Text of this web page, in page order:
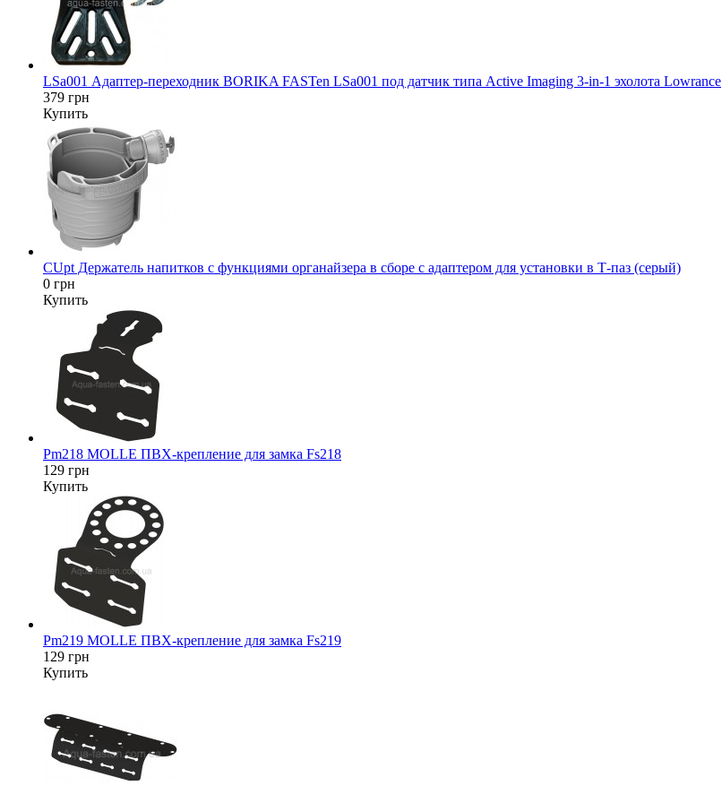
LSa001 Адаптер-переходник BORIKA FASTen LSa001 под датчик типа Active Imaging 3-in-1 эхолота Lowrance
379 грн
Купить
CUpt Держатель напитков с функциями органайзера в сборе с адаптером для установки в Т-паз (серый)
0 грн
Купить
Pm218 MOLLE ПВХ-крепление для замка Fs218
129 грн
Купить
Pm219 MOLLE ПВХ-крепление для замка Fs219
129 грн
Купить